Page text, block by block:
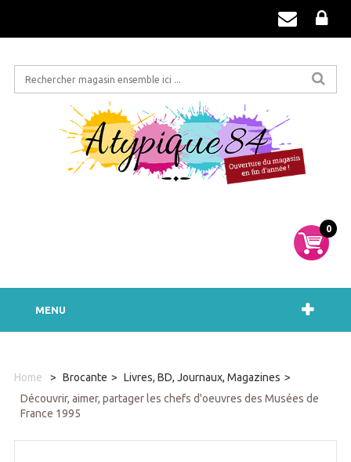
0
MENU
Home > Brocante > Livres, BD, Journaux, Magazines >
Découvrir, aimer, partager les chefs d'oeuvres des Musées de
France 1995